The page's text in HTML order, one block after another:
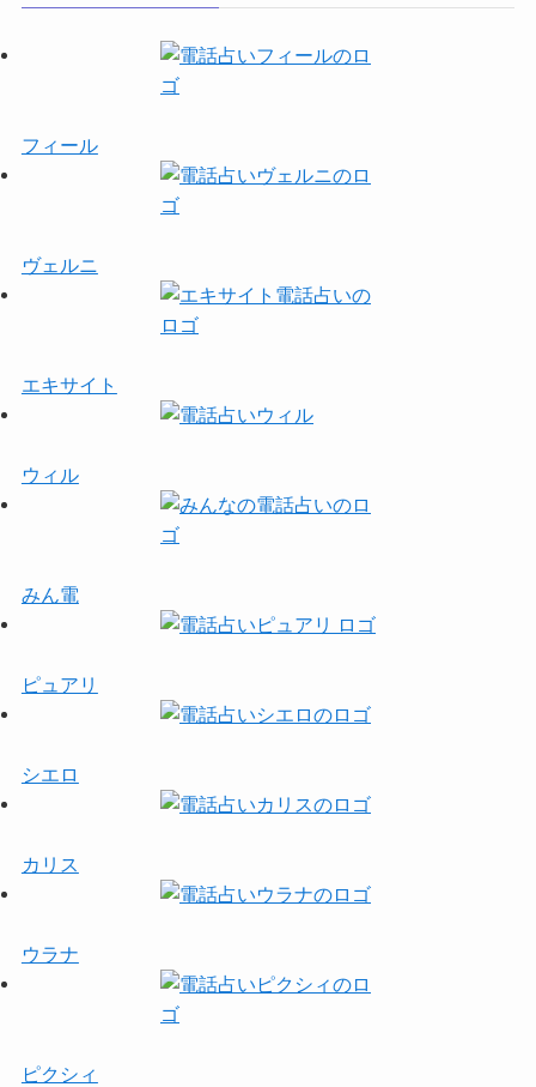
フィール
ヴェルニ
エキサイト
ウィル
みん電
ピュアリ
シエロ
カリス
ウラナ
ピクシィ